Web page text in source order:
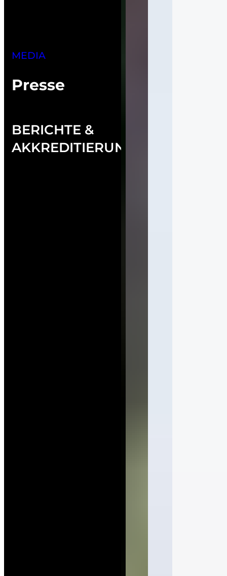
MEDIA
Presse
BERICHTE &
AKKREDITIERUNG